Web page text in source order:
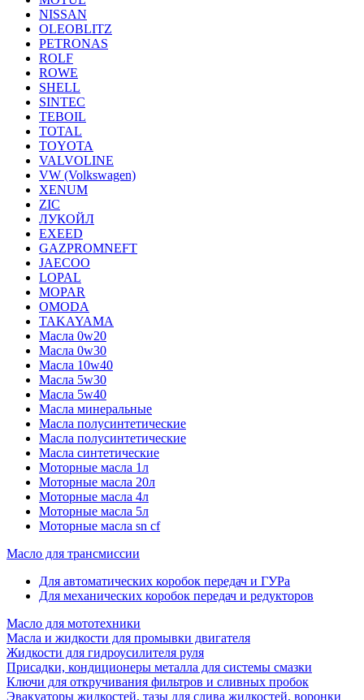
NISSAN
OLEOBLITZ
PETRONAS
ROLF
ROWE
SHELL
SINTEC
TEBOIL
TOTAL
TOYOTA
VALVOLINE
VW (Volkswagen)
XENUM
ZIC
ЛУКОЙЛ
EXEED
GAZPROMNEFT
JAECOO
LOPAL
MOPAR
OMODA
TAKAYAMA
Масла 0w20
Масла 0w30
Масла 10w40
Масла 5w30
Масла 5w40
Масла минеральные
Масла полусинтетические
Масла полусинтетические
Масла синтетические
Моторные масла 1л
Моторные масла 20л
Моторные масла 4л
Моторные масла 5л
Моторные масла sn cf
Масло для трансмиссии
Для автоматических коробок передач и ГУРа
Для механических коробок передач и редукторов
Масло для мототехники
Масла и жидкости для промывки двигателя
Жидкости для гидроусилителя руля
Присадки, кондиционеры металла для системы смазки
Ключи для откручивания фильтров и сливных пробок
Эвакуаторы жидкостей, тазы для слива жидкостей, воронки